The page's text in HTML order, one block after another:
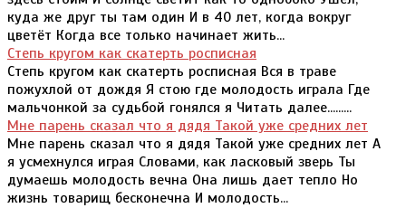
куда же друг ты там один И в 40 лет, когда вокруг
цветёт Когда все только начинает жить...
Степь кругом как скатерть росписная
Степь кругом как скатерть росписная Вся в траве
пожухлой от дождя Я стою где молодость играла Где
мальчонкой за судьбой гонялся я Читать далее.........
Мне парень сказал что я дядя Такой уже средних лет
Мне парень сказал что я дядя Такой уже средних лет А
я усмехнулся играя Словами, как ласковый зверь Ты
думаешь молодость вечна Она лишь дает тепло Но
жизнь товарищ бесконечна И молодость...